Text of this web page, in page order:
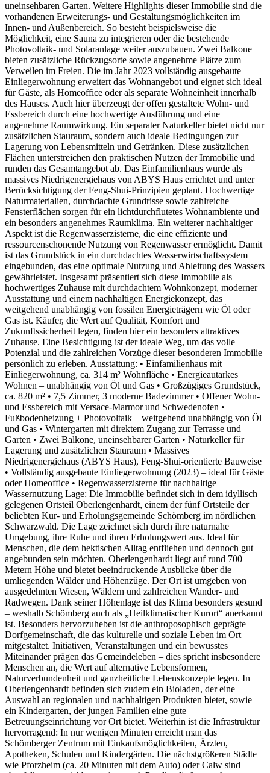
uneinsehbaren Garten. Weitere Highlights dieser Immobilie sind die
vorhandenen Erweiterungs- und Gestaltungsmöglichkeiten im
Innen- und Außenbereich. So besteht beispielsweise die
Möglichkeit, eine Sauna zu integrieren oder die bestehende
Photovoltaik- und Solaranlage weiter auszubauen. Zwei Balkone
bieten zusätzliche Rückzugsorte sowie angenehme Plätze zum
Verweilen im Freien. Die im Jahr 2023 vollständig ausgebaute
Einliegerwohnung erweitert das Wohnangebot und eignet sich ideal
für Gäste, als Homeoffice oder als separate Wohneinheit innerhalb
des Hauses. Auch hier überzeugt der offen gestaltete Wohn- und
Essbereich durch eine hochwertige Ausführung und eine
angenehme Raumwirkung. Ein separater Naturkeller bietet nicht nur
zusätzlichen Stauraum, sondern auch ideale Bedingungen zur
Lagerung von Lebensmitteln und Getränken. Diese zusätzlichen
Flächen unterstreichen den praktischen Nutzen der Immobilie und
runden das Gesamtangebot ab. Das Einfamilienhaus wurde als
massives Niedrigenergiehaus von ABYS Haus errichtet und unter
Berücksichtigung der Feng-Shui-Prinzipien geplant. Hochwertige
Naturmaterialien, durchdachte Grundrisse sowie zahlreiche
Fensterflächen sorgen für ein lichtdurchflutetes Wohnambiente und
ein besonders angenehmes Raumklima. Ein weiterer nachhaltiger
Aspekt ist die Regenwasserzisterne, die eine effiziente und
ressourcenschonende Nutzung von Regenwasser ermöglicht. Damit
ist das Grundstück in ein durchdachtes Wasserwirtschaftssystem
eingebunden, das eine optimale Nutzung und Ableitung des Wassers
gewährleistet. Insgesamt präsentiert sich diese Immobilie als
hochwertiges Zuhause mit durchdachtem Wohnkonzept, moderner
Ausstattung und einem nachhaltigen Energiekonzept, das
weitgehend unabhängig von fossilen Energieträgern wie Öl oder
Gas ist. Käufer, die Wert auf Qualität, Komfort und
Zukunftssicherheit legen, finden hier ein besonders attraktives
Zuhause. Eine Besichtigung ist der ideale Weg, um das volle
Potenzial und die zahlreichen Vorzüge dieser besonderen Immobilie
persönlich zu erleben. Ausstattung: • Einfamilienhaus mit
Einliegerwohnung, ca. 314 m² Wohnfläche • Energieautarkes
Wohnen – unabhängig von Öl und Gas • Großzügiges Grundstück,
ca. 820 m² • 7,5 Zimmer, 3 moderne Badezimmer • Offener Wohn-
und Essbereich mit Versace-Marmor und Schwedenofen •
Fußbodenheizung + Photovoltaik – weitgehend unabhängig von Öl
und Gas • Wintergarten mit direktem Zugang zur Terrasse und
Garten • Zwei Balkone, uneinsehbarer Garten • Naturkeller für
Lagerung und zusätzlichen Stauraum • Massives
Niedrigenergiehaus (ABYS Haus), Feng-Shui-orientierte Bauweise
• Vollständig ausgebaute Einliegerwohnung (2023) – ideal für Gäste
oder Homeoffice • Regenwasserzisterne für nachhaltige
Wassernutzung Lage: Die Immobilie befindet sich in dem idyllisch
gelegenen Ortsteil Oberlengenhardt, einem der fünf Ortsteile der
beliebten Kur- und Erholungs­gemeinde Schömberg im nördlichen
Schwarzwald. Die Lage zeichnet sich durch ihre naturnahe
Umgebung, ihre Ruhe und ihren Erholungswert aus. Ideal für
Menschen, die dem hektischen Alltag entfliehen und dennoch gut
angebunden sein möchten. Oberlengenhardt liegt auf rund 700
Metern Höhe und bietet beeindruckende Ausblicke über die
umliegenden Wälder und Höhenzüge. Der Ort ist umgeben von
ausgedehnten Wiesen, Wäldern und zahlreichen Wander- und
Radwegen. Dank seiner Höhenlage ist das Klima besonders gesund
– weshalb Schömberg auch als „Heilklimatischer Kurort“ anerkannt
ist. Besonders hervorzuheben ist die anthroposophisch geprägte
Dorfgemeinschaft, die das kulturelle und soziale Leben im Ort
mitgestaltet. Initiativen, Veranstaltungen und ein bewusstes
Miteinander prägen das Gemeindeleben – dies spricht insbesondere
Menschen an, die Wert auf alternative Lebensformen,
Naturverbundenheit und ganzheitliche Lebenskonzepte legen. In
Oberlengenhardt befinden sich zudem ein Bioladen, der eine
Auswahl an regionalen und nachhaltigen Produkten bietet, sowie
ein Kindergarten, der jungen Familien eine gute
Betreuungseinrichtung vor Ort bietet. Weiterhin ist die Infrastruktur
hervorragend: In nur wenigen Minuten erreicht man das
Schömberger Zentrum mit Einkaufsmöglichkeiten, Ärzten,
Apotheken, Schulen und Kindergärten. Die nächstgrößeren Städte
wie Pforzheim (ca. 20 Minuten mit dem Auto) oder Calw sind